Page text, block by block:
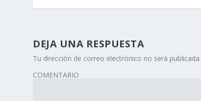
DEJA UNA RESPUESTA
Tu dirección de correo electrónico no será publicada.
COMENTARIO